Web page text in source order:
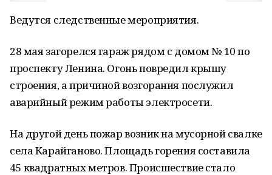
Ведутся следственные мероприятия.
28 мая загорелся гараж рядом с домом № 10 по
проспекту Ленина. Огонь повредил крышу
строения, а причиной возгорания послужил
аварийный режим работы электросети.
На другой день пожар возник на мусорной свалке
села Карайганово. Площадь горения составила
45 квадратных метров. Происшествие стало